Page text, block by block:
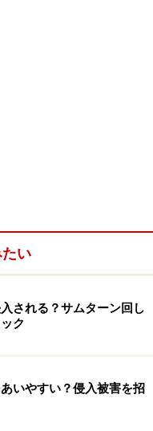
しました。畳の和室
。まるで土足で家の
ツと言いながら、す
お友だちを呼ぶことも
い
される？サムターン回し
ク
いやすい？侵入被害を招